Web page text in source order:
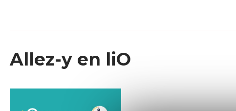
Allez-y en liO